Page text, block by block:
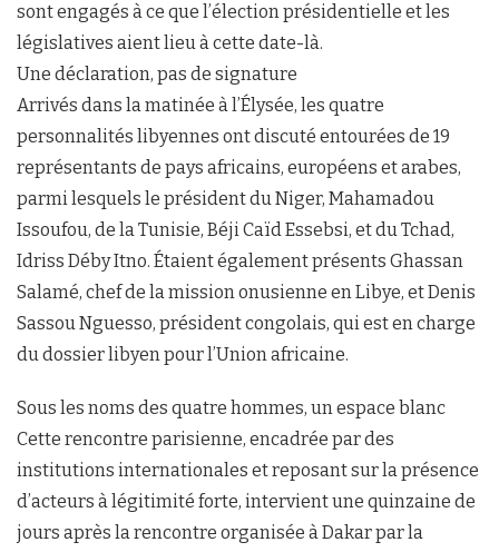
sont engagés à ce que l’élection présidentielle et les
législatives aient lieu à cette date-là.
Une déclaration, pas de signature
Arrivés dans la matinée à l’Élysée, les quatre
personnalités libyennes ont discuté entourées de 19
représentants de pays africains, européens et arabes,
parmi lesquels le président du Niger, Mahamadou
Issoufou, de la Tunisie, Béji Caïd Essebsi, et du Tchad,
Idriss Déby Itno. Étaient également présents Ghassan
Salamé, chef de la mission onusienne en Libye, et Denis
Sassou Nguesso, président congolais, qui est en charge
du dossier libyen pour l’Union africaine.
Sous les noms des quatre hommes, un espace blanc
Cette rencontre parisienne, encadrée par des
institutions internationales et reposant sur la présence
d’acteurs à légitimité forte, intervient une quinzaine de
jours après la rencontre organisée à Dakar par la